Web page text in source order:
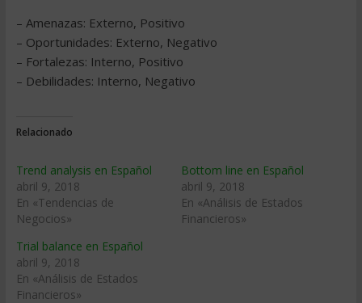
– Amenazas: Externo, Positivo
– Oportunidades: Externo, Negativo
– Fortalezas: Interno, Positivo
– Debilidades: Interno, Negativo
Relacionado
Trend analysis en Español
abril 9, 2018
En «Tendencias de
Negocios»
Bottom line en Español
abril 9, 2018
En «Análisis de Estados
Financieros»
Trial balance en Español
abril 9, 2018
En «Análisis de Estados
Financieros»